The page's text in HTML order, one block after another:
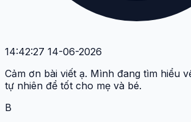
14:42:27 14-06-2026
Cảm ơn bài viết ạ. Mình đang tìm hiểu
tự nhiên để tốt cho mẹ và bé.
B